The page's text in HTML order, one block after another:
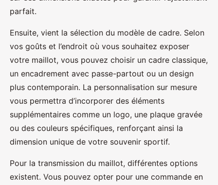
parfait.
Ensuite, vient la sélection du modèle de cadre. Selon
vos goûts et l’endroit où vous souhaitez exposer
votre maillot, vous pouvez choisir un cadre classique,
un encadrement avec passe-partout ou un design
plus contemporain. La personnalisation sur mesure
vous permettra d’incorporer des éléments
supplémentaires comme un logo, une plaque gravée
ou des couleurs spécifiques, renforçant ainsi la
dimension unique de votre souvenir sportif.
Pour la transmission du maillot, différentes options
existent. Vous pouvez opter pour une commande en